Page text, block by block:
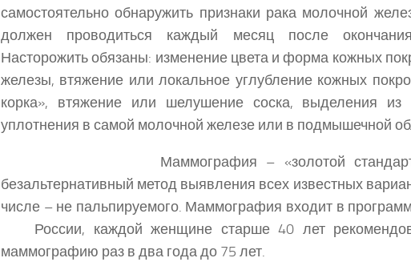
самостоятельно обнаружить признаки рака молочной
должен проводиться каждый месяц после
Насторожить обязаны: изменение цвета и форма кожных
железы, втяжение или локальное углубление кожных
корка», втяжение или шелушение соска, выделения из
уплотнения в самой молочной железе или в подмышечной
Маммография – «золотой стандарт»
безальтернативный метод выявления всех известных
числе – не пальпируемого. Маммография входит в
России, каждой женщине старше 40 лет
маммографию раз в два года до 75 лет.